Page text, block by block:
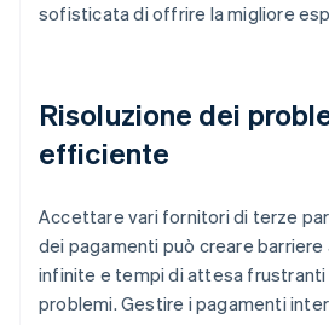
sofisticata di offrire la migliore
Risoluzione dei
efficiente
Accettare vari fornitori di terze
dei pagamenti può creare
infinite e tempi di attesa frustranti
problemi. Gestire i pagamenti